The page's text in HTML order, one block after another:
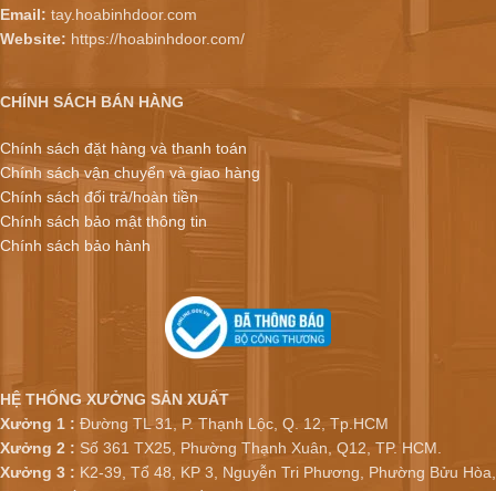
Email: tay.hoabinhdoor.com
Website: https://hoabinhdoor.com/
CHÍNH SÁCH BÁN HÀNG
Chính sách đặt hàng và thanh toán
Chính sách vận chuyển và giao hàng
Chính sách đổi trả/hoàn tiền
Chính sách bảo mật thông tin
Chính sách bảo hành
HỆ THỐNG XƯỞNG SẢN XUẤT
Xưởng 1 : Đường TL 31, P. Thạnh Lộc, Q. 12, Tp.HCM
Xưởng 2 : Số 361 TX25, Phường Thạnh Xuân, Q12, TP. HCM.
Xưởng 3 : K2-39, Tổ 48, KP 3, Nguyễn Tri Phương, Phường Bửu Hòa,